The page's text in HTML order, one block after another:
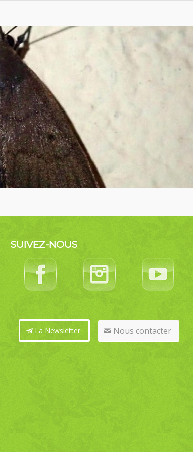
SUIVEZ-NOUS
La Newsletter Nous contacter